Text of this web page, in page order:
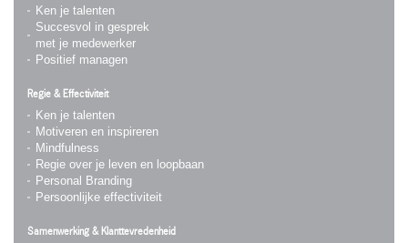
Ken je talenten
Succesvol in gesprek
met je medewerker
Positief managen
Regie & Effectiviteit
Ken je talenten
Motiveren en inspireren
Mindfulness
Regie over je leven en loopbaan
Personal Branding
Persoonlijke effectiviteit
Samenwerking & Klanttevredenheid